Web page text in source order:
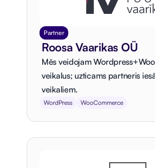
Partner
Roosa Vaarikas OÜ
Mēs veidojam
veikalus; uzticams partneris
veikaliem.
WordPress WooCommerce